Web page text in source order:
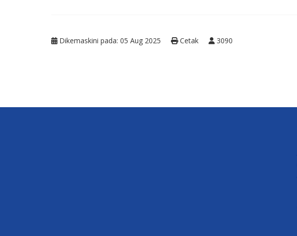
Dikemaskini pada: 05 Aug 2025 Cetak 3090